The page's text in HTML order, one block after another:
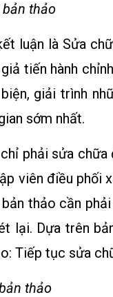
thảo
luận là Sửa
tiến hành
giải trình
sớm nhất.
phải sửa
viên điều phối
thảo cần
lại. Dựa trên
Tiếp tục sửa
thảo